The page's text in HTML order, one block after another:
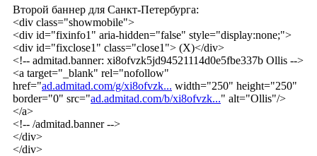
Второй баннер для Санкт-Петербурга:
<div class="showmobile">
<div id="fixinfo1" aria-hidden="false" style="display:none;">
<div id="fixclose1" class="close1"> (X)</div>
<!-- admitad.banner: xi8ofvzk5jd94521114d0e5fbe337b Ollis -->
<a target="_blank" rel="nofollow"
href="ad.admitad.com/g/xi8ofvzk... width="250" height="250"
border="0" src="ad.admitad.com/b/xi8ofvzk..." alt="Ollis"/>
</a>
<!-- /admitad.banner -->
</div>
</div>